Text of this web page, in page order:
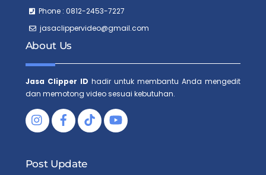
Phone : 0812-2453-7227
jasaclippervideo@gmail.com
About Us
Jasa Clipper ID hadir untuk membantu Anda mengedit
dan memotong video sesuai kebutuhan.
FacebookTiktok
Post Update